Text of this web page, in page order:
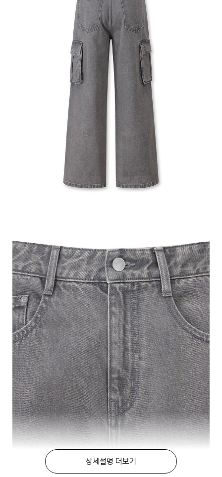
상세설명 더보기